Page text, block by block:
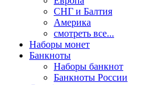
СНГ и Балтия
Америка
смотреть все...
Наборы монет
Банкноты
Наборы банкнот
Банкноты России